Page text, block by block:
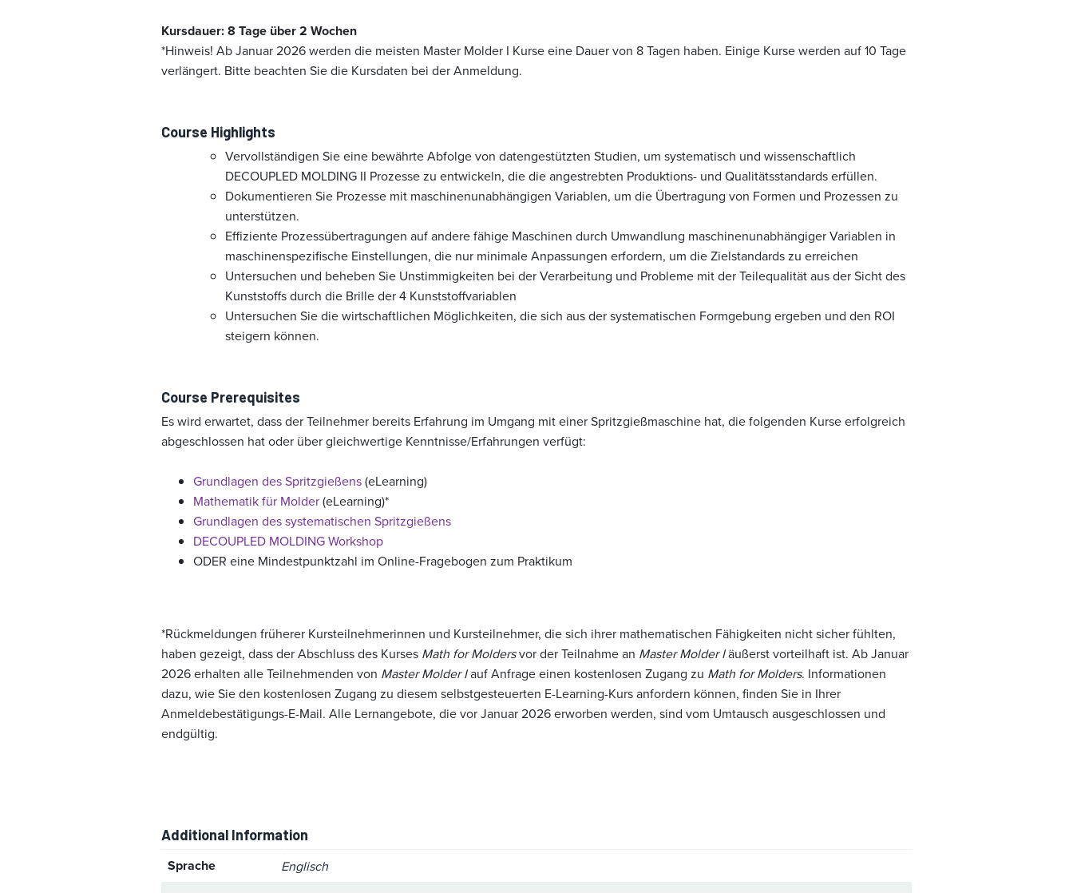
Kursdauer: 8 Tage über 2 Wochen
*Hinweis! Ab Januar 2026 werden die meisten Master Molder I Kurse eine Dauer von 8 Tagen haben. Einige Kurse werden auf 10 Tage
verlängert. Bitte beachten Sie die Kursdaten bei der Anmeldung.
Course Highlights
Vervollständigen Sie eine bewährte Abfolge von datengestützten Studien, um systematisch und wissenschaftlich
DECOUPLED MOLDING II Prozesse zu entwickeln, die die angestrebten Produktions- und Qualitätsstandards erfüllen.
Dokumentieren Sie Prozesse mit maschinenunabhängigen Variablen, um die Übertragung von Formen und Prozessen zu
unterstützen.
Effiziente Prozessübertragungen auf andere fähige Maschinen durch Umwandlung maschinenunabhängiger Variablen in
maschinenspezifische Einstellungen, die nur minimale Anpassungen erfordern, um die Zielstandards zu erreichen
Untersuchen und beheben Sie Unstimmigkeiten bei der Verarbeitung und Probleme mit der Teilequalität aus der Sicht des
Kunststoffs durch die Brille der 4 Kunststoffvariablen
Untersuchen Sie die wirtschaftlichen Möglichkeiten, die sich aus der systematischen Formgebung ergeben und den ROI
steigern können.
Course Prerequisites
Es wird erwartet, dass der Teilnehmer bereits Erfahrung im Umgang mit einer Spritzgießmaschine hat, die folgenden Kurse erfolgreich
abgeschlossen hat oder über gleichwertige Kenntnisse/Erfahrungen verfügt:
Grundlagen des Spritzgießens(eLearning)
Mathematik für Molder(eLearning)*
Grundlagen des systematischen Spritzgießens
DECOUPLED MOLDING Workshop
ODER eine Mindestpunktzahl im Online-Fragebogen zum Praktikum
*Rückmeldungen früherer Kursteilnehmerinnen und Kursteilnehmer, die sich ihrer mathematischen Fähigkeiten nicht sicher fühlten,
haben gezeigt, dass der Abschluss des Kurses Math for Moldersvor der Teilnahme an Master Molder Iäußerst vorteilhaft ist. Ab Januar
2026 erhalten alle Teilnehmenden von Master Molder Iauf Anfrage einen kostenlosen Zugang zu Math for Molders. Informationen
dazu, wie Sie den kostenlosen Zugang zu diesem selbstgesteuerten E-Learning-Kurs anfordern können, finden Sie in Ihrer
Anmeldebestätigungs-E-Mail. Alle Lernangebote, die vor Januar 2026 erworben werden, sind vom Umtausch ausgeschlossen und
endgültig.
Additional Information
Sprache Englisch